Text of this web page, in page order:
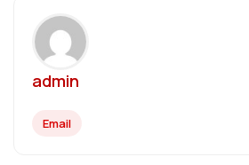
admin
Email